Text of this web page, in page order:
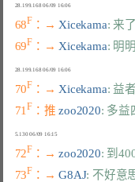
28.199.168 06/09 16:06
68F ：→ Xicekama: 来了
69F ：→ Xicekama: 明
28.199.168 06/09 16:06
70F ：→ Xicekama: 益
71F ：推 zoo2020: 多益
5.130 06/09 16:15
72F ：→ zoo2020: 到
73F ：→ G8AJ: 不好意